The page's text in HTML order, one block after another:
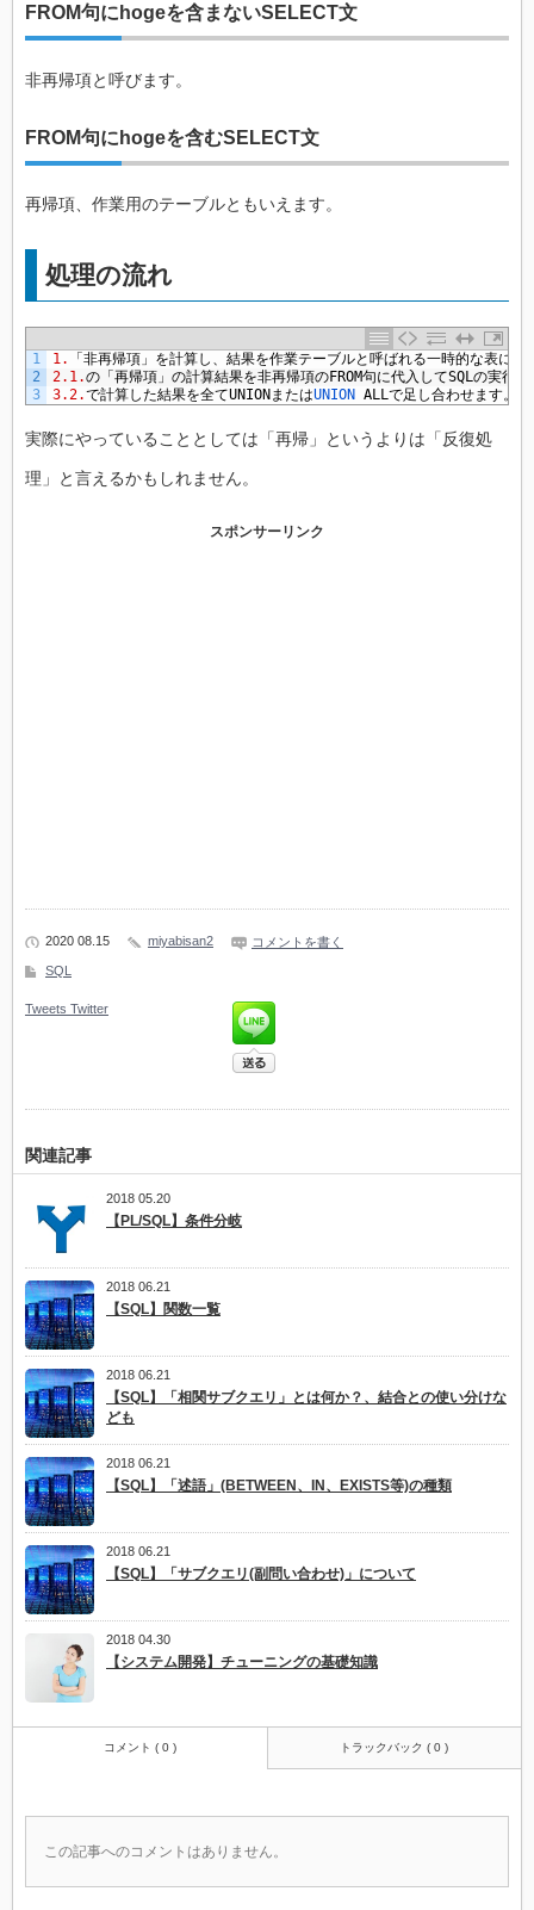
FROM句にhogeを含まないSELECT文
非再帰項と呼びます。
FROM句にhogeを含むSELECT文
再帰項、作業用のテーブルともいえます。
処理の流れ
1
2
3
1.
「非再帰項」を計算し、結果を作業テーブルと呼ばれる一時的な表に格
2.1.の「再帰項」の計算結果を非再帰項のFROM句に代入してSQLの実行結
3.2.で計算した結果を全てUNION またはUNION ALLで足し合わせます。
実際にやっていることとしては「再帰」というよりは「反復処
理」と言えるかもしれません。
スポンサーリンク
2020 08.15 miyabisan2
コメントを書く
SQL
Tweets Twitter
関連記事
2018 05.20
【PL/SQL】条件分岐
2018 06.21
【SQL】関数一覧
2018 06.21
【SQL】「相関サブクエリ」とは何か？、結合との使い分けな
ども
2018 06.21
【SQL】「述語」(BETWEEN、IN、EXISTS等)の種類
2018 06.21
【SQL】「サブクエリ(副問い合わせ)」について
2018 04.30
【システム開発】チューニングの基礎知識
コメント ( 0 ) トラックバック ( 0 )
この記事へのコメントはありません。